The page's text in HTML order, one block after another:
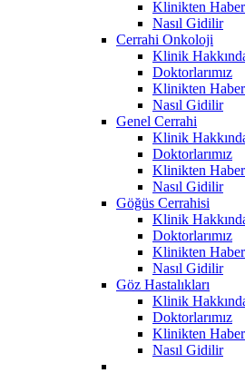
Klinikten
Nasıl Gidilir
Cerrahi Onkoloji
Klinik
Doktorlarımız
Klinikten
Nasıl Gidilir
Genel Cerrahi
Klinik
Doktorlarımız
Klinikten
Nasıl Gidilir
Göğüs Cerrahisi
Klinik
Doktorlarımız
Klinikten
Nasıl Gidilir
Göz Hastalıkları
Klinik
Doktorlarımız
Klinikten
Nasıl Gidilir